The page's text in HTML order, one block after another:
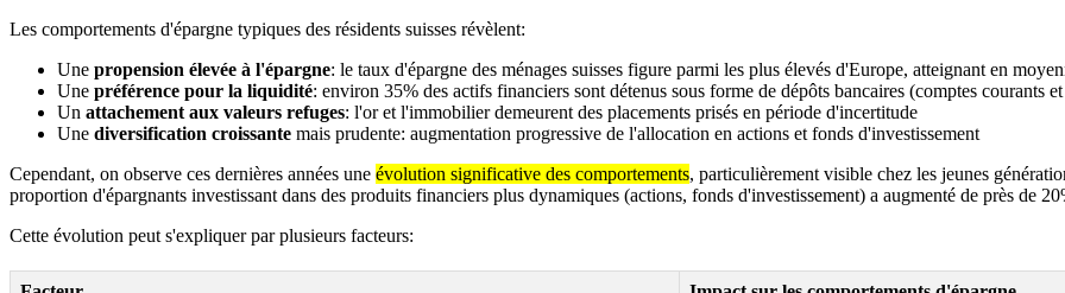
Les comportements d'épargne typiques des résidents suisses révèlent:
Une propension élevée à l'épargne: le taux d'épargne des ménages suisses figure parmi les plus élevés d'Europe, atteignant en
Une préférence pour la liquidité: environ 35% des actifs financiers sont détenus sous forme de dépôts bancaires (comptes courants
Un attachement aux valeurs refuges: l'or et l'immobilier demeurent des placements prisés en période d'incertitude
Une diversification croissante mais prudente: augmentation progressive de l'allocation en actions et fonds d'investissement
Cependant, on observe ces dernières années une évolution significative des comportements, particulièrement visible chez les jeunes
proportion d'épargnants investissant dans des produits financiers plus dynamiques (actions, fonds d'investissement) a augmenté de près de
Cette évolution peut s'expliquer par plusieurs facteurs: